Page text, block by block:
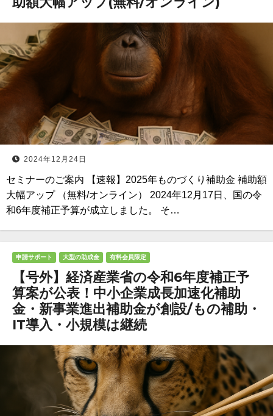
2024年12月24日
セミナーのご案内 【速報】2025年ものづくり補助金 補助額
大幅アップ （無料/オンライン） 2024年12月17日、国の令
和6年度補正予算が成立しました。 そ…
申請サポート 大型の助成金 有料会員限定
【号外】経済産業省の令和6年度補正予
算案が公表！中小企業成長加速化補助
金・新事業進出補助金が創設/もの補助・
IT導入・小規模は継続